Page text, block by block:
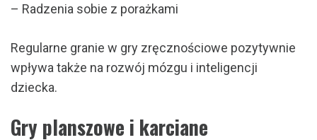
– Radzenia sobie z porażkami
Regularne granie w gry zręcznościowe pozytywnie
wpływa także na rozwój mózgu i inteligencji
dziecka.
Gry planszowe i karciane